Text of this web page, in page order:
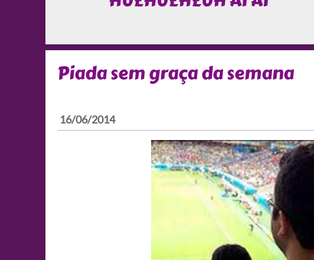
Piada sem graça da semana
16/06/2014